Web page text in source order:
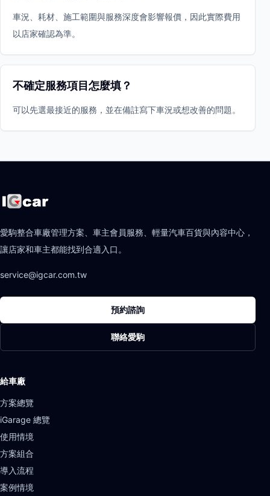
車況、耗材、施工範圍與服務深度會影響報價，因此實際費用
以店家確認為準。
不確定服務項目怎麼填？
可以先選最接近的服務，並在備註寫下車況或想改善的問題。
愛駒整合車廠管理方案、車主會員服務、輕量汽車百貨與內容中心，
讓店家和車主都能找到合適入口。
service@igcar.com.tw
預約諮詢
聯絡愛駒
給車廠
方案總覽
iGarage 總覽
使用情境
方案組合
導入流程
案例情境